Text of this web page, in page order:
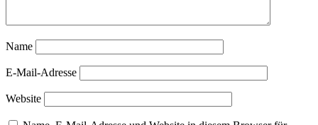
Name
E-Mail-Adresse
Website